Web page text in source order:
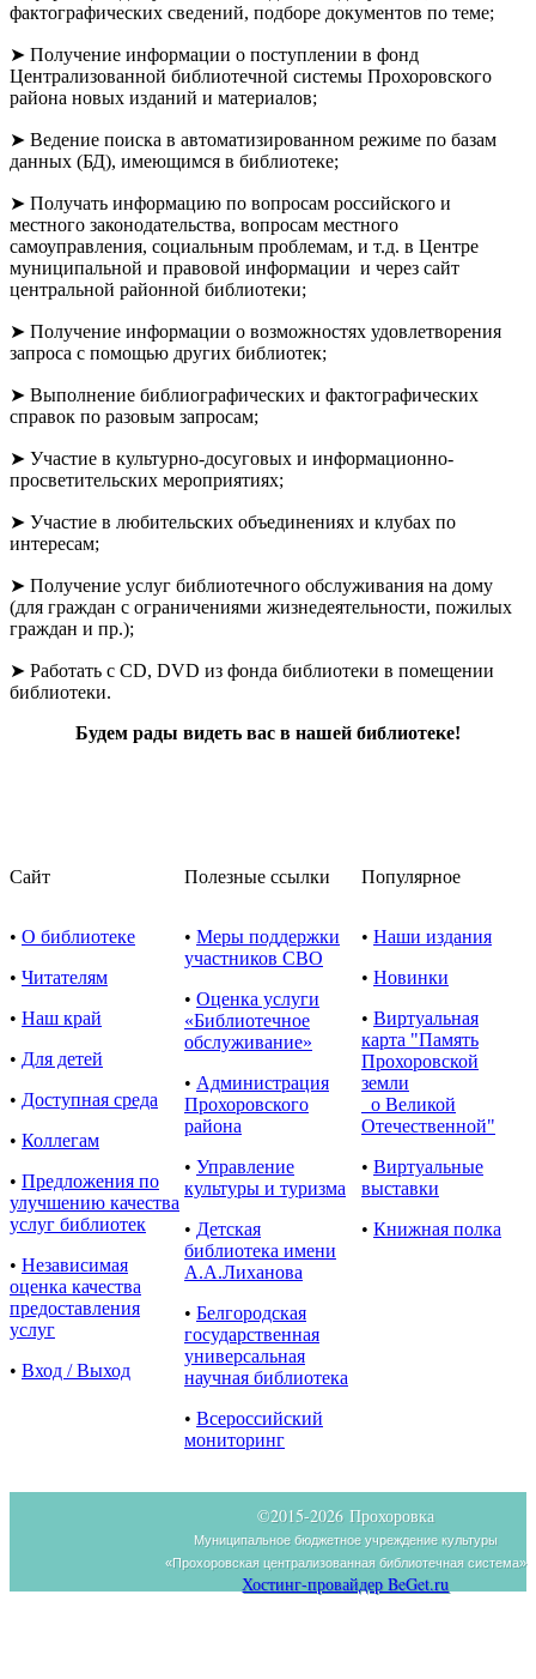
фактографических сведений, подборе документов по теме;
➤ Получение информации о поступлении в фонд
Централизованной библиотечной системы Прохоровского
района новых изданий и материалов;
➤ Ведение поиска в автоматизированном режиме по базам
данных (БД), имеющимся в библиотеке;
➤ Получать информацию по вопросам российского и
местного законодательства, вопросам местного
самоуправления, социальным проблемам, и т.д. в Центре
муниципальной и правовой информации и через сайт
центральной районной библиотеки;
➤ Получение информации о возможностях удовлетворения
запроса с помощью других библиотек;
➤ Выполнение библиографических и фактографических
справок по разовым запросам;
➤ Участие в культурно-досуговых и информационно-
просветительских мероприятиях;
➤ Участие в любительских объединениях и клубах по
интересам;
➤ Получение услуг библиотечного обслуживания на дому
(для граждан с ограничениями жизнедеятельности, пожилых
граждан и пр.);
➤ Работать с CD, DVD из фонда библиотеки в помещении
библиотеки.
Будем рады видеть вас в нашей библиотеке!
Сайт Полезные ссылки Популярное
• О библиотеке
• Читателям
• Наш край
• Для детей
• Доступная среда
• Коллегам
• Предложения по
улучшению качества
услуг библиотек
• Независимая
оценка качества
предоставления
услуг
• Вход / Выход
• Меры поддержки
участников СВО
• Оценка услуги
«Библиотечное
обслуживание»
• Администрация
Прохоровского
района
• Управление
культуры и туризма
• Детская
библиотека имени
А.А.Лиханова
• Белгородская
государственная
универсальная
научная библиотека
• Всероссийский
мониторинг
• Наши издания
• Новинки
• Виртуальная
карта "Память
Прохоровской
земли
о Великой
Отечественной"
• Виртуальные
выставки
• Книжная полка
©2015-2026 Прохоровка
Муниципальное бюджетное учреждение культуры
«Прохоровская централизованная библиотечная система»
Хостинг-провайдер BeGet.ru